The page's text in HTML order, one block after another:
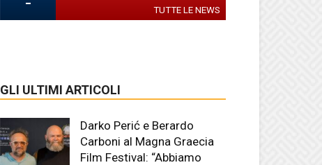
TUTTE LE NEWS
GLI ULTIMI ARTICOLI
Darko Perić e Berardo
Carboni al Magna Graecia
Film Festival: “Abbiamo